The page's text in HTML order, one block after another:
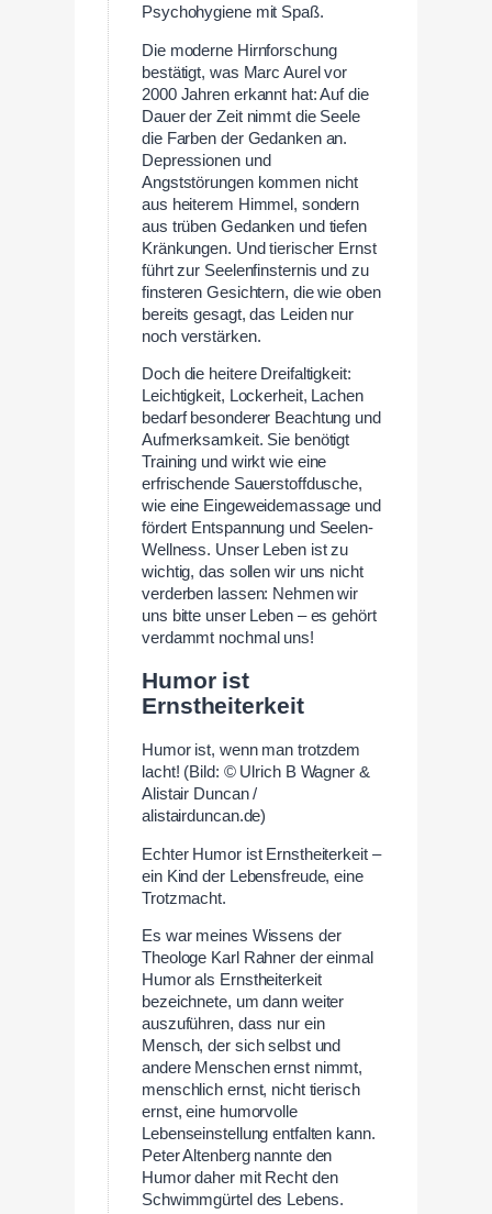
Psychohygiene mit Spaß.
Die moderne Hirnforschung
bestätigt, was Marc Aurel vor
2000 Jahren erkannt hat: Auf die
Dauer der Zeit nimmt die Seele
die Farben der Gedanken an.
Depressionen und
Angststörungen kommen nicht
aus heiterem Himmel, sondern
aus trüben Gedanken und tiefen
Kränkungen. Und tierischer Ernst
führt zur Seelenfinsternis und zu
finsteren Gesichtern, die wie oben
bereits gesagt, das Leiden nur
noch verstärken.
Doch die heitere Dreifaltigkeit:
Leichtigkeit, Lockerheit, Lachen
bedarf besonderer Beachtung und
Aufmerksamkeit. Sie benötigt
Training und wirkt wie eine
erfrischende Sauerstoffdusche,
wie eine Eingeweidemassage und
fördert Entspannung und Seelen-
Wellness. Unser Leben ist zu
wichtig, das sollen wir uns nicht
verderben lassen: Nehmen wir
uns bitte unser Leben – es gehört
verdammt nochmal uns!
Humor ist
Ernstheiterkeit
Humor ist, wenn man trotzdem
lacht! (Bild: © Ulrich B Wagner &
Alistair Duncan /
alistairduncan.de)
Echter Humor ist Ernstheiterkeit –
ein Kind der Lebensfreude, eine
Trotzmacht.
Es war meines Wissens der
Theologe Karl Rahner der einmal
Humor als Ernstheiterkeit
bezeichnete, um dann weiter
auszuführen, dass nur ein
Mensch, der sich selbst und
andere Menschen ernst nimmt,
menschlich ernst, nicht tierisch
ernst, eine humorvolle
Lebenseinstellung entfalten kann.
Peter Altenberg nannte den
Humor daher mit Recht den
Schwimmgürtel des Lebens.